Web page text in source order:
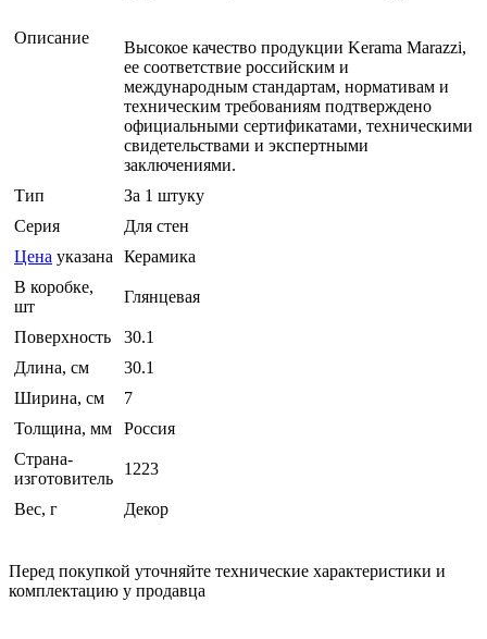
Описание
Высокое качество продукции Kerama Marazzi,
ее соответствие российским и
международным стандартам, нормативам и
техническим требованиям подтверждено
официальными сертификатами, техническими
свидетельствами и экспертными
заключениями.
Тип
За 1 штуку
Серия
Для стен
Цена указана Керамика
В коробке,
шт
Глянцевая
Поверхность
30.1
Длина, см
30.1
Ширина, см
7
Толщина, мм
Россия
Страна-
изготовитель
1223
Вес, г Декор
Перед покупкой уточняйте технические характеристики и
комплектацию у продавца